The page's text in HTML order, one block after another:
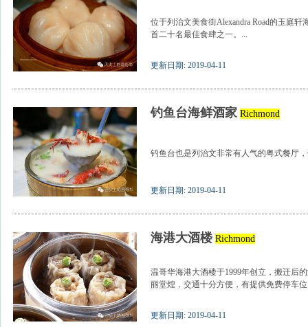
位于列治文美食街Alexandra Road的玉庭
首二十名最佳食肆之一。...
更新日期: 2019-04-11
钓鱼台海鲜酒家 Richmond
钓鱼台也是列治文非常有人气的粤式餐厅
更新日期: 2019-04-11
海港大酒楼 Richmond
温哥华海港大酒楼于1999年创立，搬迁后
丽堂煌，交通十分方便，有提供免费停车
更新日期: 2019-04-11